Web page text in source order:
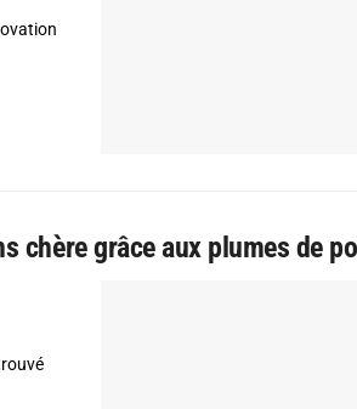
chère grâce aux plumes de